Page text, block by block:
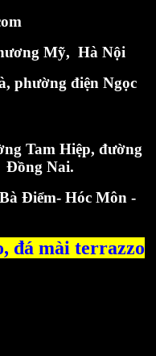
Mỹ, Hà Nội
phường điện Ngọc
Tam Hiệp, đường
Đồng Nai.
Điểm- Hóc Môn -
, đá mài terrazzo